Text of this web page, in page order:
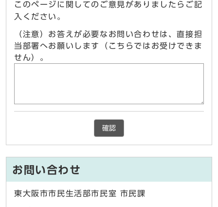
このページに関してのご意見がありましたらご記
入ください。
（注意）お答えが必要なお問い合わせは、直接担
当部署へお願いします（こちらではお受けできま
せん）。
確認
お問い合わせ
東大阪市市民生活部市民室 市民課